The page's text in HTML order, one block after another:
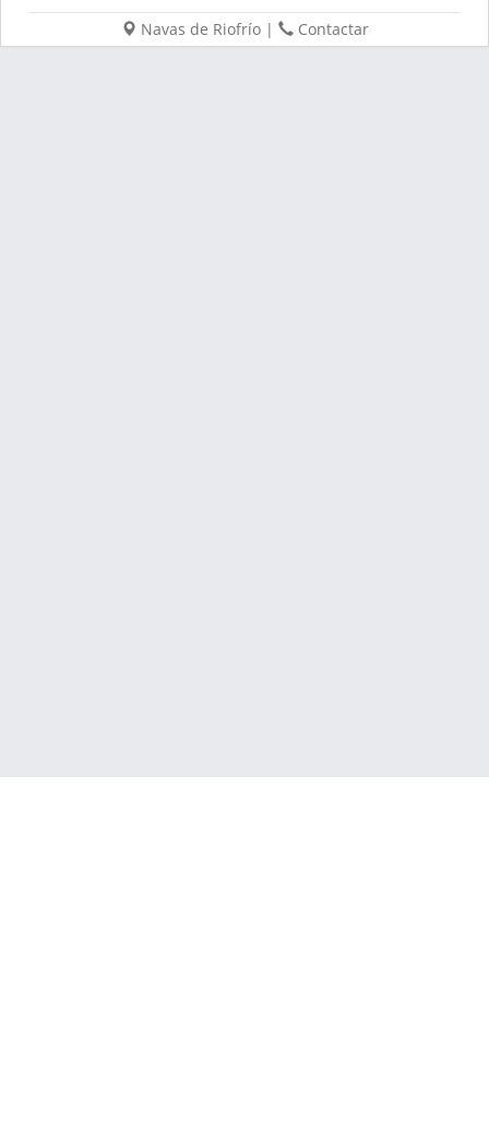
Navas de Riofrío| Contactar